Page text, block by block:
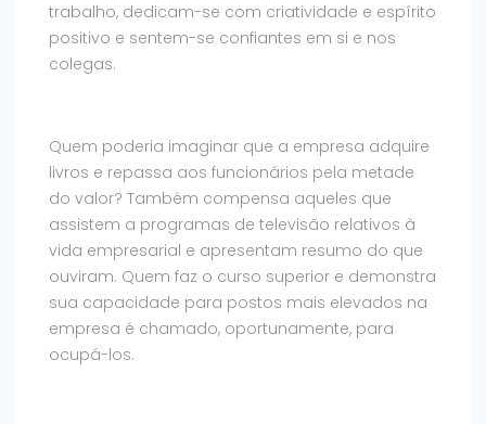
trabalho, dedicam-se com criatividade e espírito
positivo e sentem-se confiantes em si e nos
colegas.
Quem poderia imaginar que a empresa adquire
livros e repassa aos funcionários pela metade
do valor? Também compensa aqueles que
assistem a programas de televisão relativos à
vida empresarial e apresentam resumo do que
ouviram. Quem faz o curso superior e demonstra
sua capacidade para postos mais elevados na
empresa é chamado, oportunamente, para
ocupá-los.